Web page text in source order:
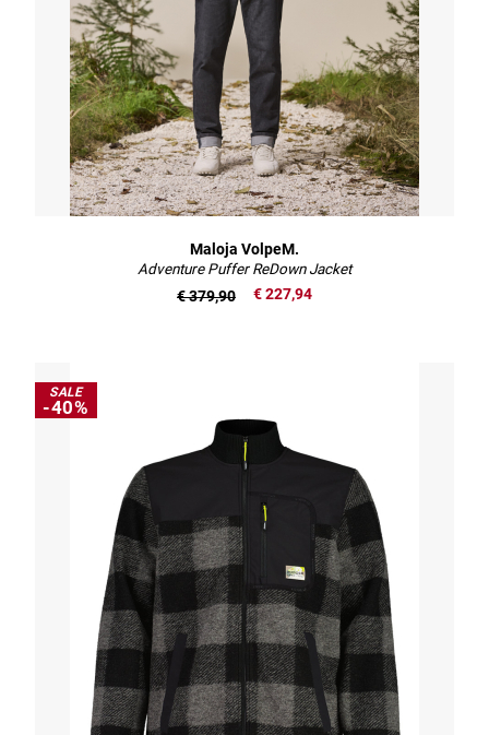
Maloja VolpeM.
Adventure Puffer ReDown Jacket
€ 227,94
€ 379,90
SALE
-40%